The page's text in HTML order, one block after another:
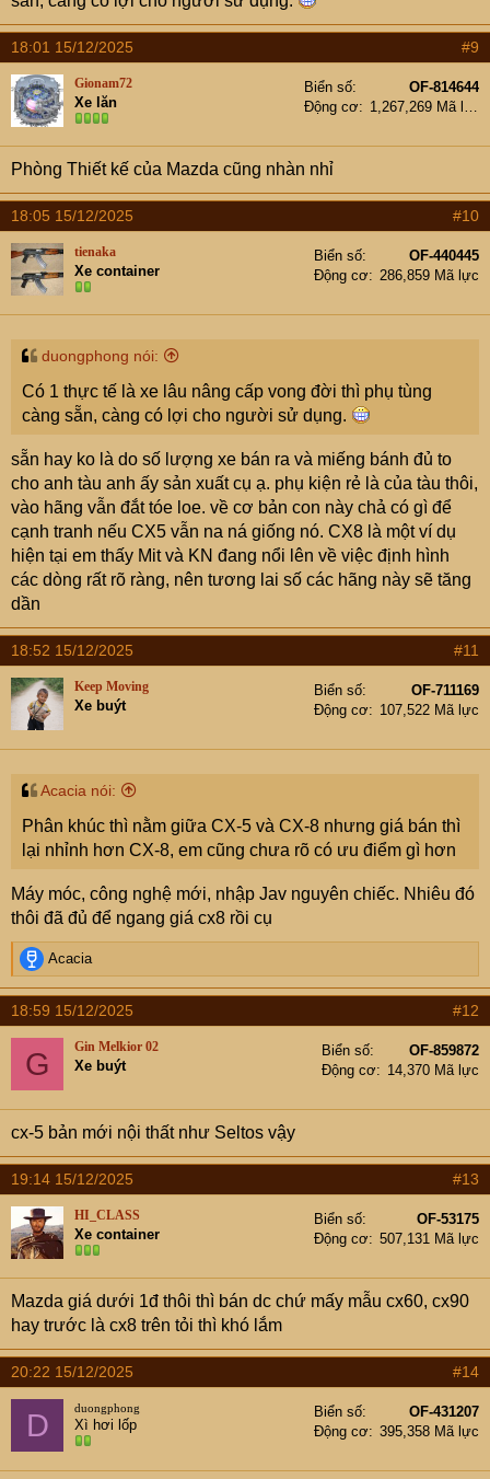
18:01 15/12/2025 #9
Gionam72
Xe lăn
Biển số
OF-814644
Động cơ
1,267,269 Mã lực
Phòng Thiết kế của Mazda cũng nhàn nhỉ
18:05 15/12/2025 #10
tienaka
Xe container
Biển số
OF-440445
Động cơ
286,859 Mã lực
duongphong nói:
Có 1 thực tế là xe lâu nâng cấp vong đời thì phụ tùng
càng sẵn, càng có lợi cho người sử dụng.
sẵn hay ko là do số lượng xe bán ra và miếng bánh đủ to
cho anh tàu anh ấy sản xuất cụ ạ. phụ kiện rẻ là của tàu thôi,
vào hãng vẫn đắt tóe loe. về cơ bản con này chả có gì để
cạnh tranh nếu CX5 vẫn na ná giống nó. CX8 là một ví dụ
hiện tại em thấy Mit và KN đang nổi lên về việc định hình
các dòng rất rõ ràng, nên tương lai số các hãng này sẽ tăng
dần
18:52 15/12/2025 #11
Keep Moving
Xe buýt
Biển số
OF-711169
Động cơ
107,522 Mã lực
Acacia nói:
Phân khúc thì nằm giữa CX-5 và CX-8 nhưng giá bán thì
lại nhỉnh hơn CX-8, em cũng chưa rõ có ưu điểm gì hơn
Máy móc, công nghệ mới, nhập Jav nguyên chiếc. Nhiêu đó
thôi đã đủ để ngang giá cx8 rồi cụ
R
e
a
c
t
o
n
s
:
Acacia
18:59 15/12/2025 #12
G Gin Melkior 02
Xe buýt
Biển số
OF-859872
Động cơ
14,370 Mã lực
cx-5 bản mới nội thất như Seltos vậy
19:14 15/12/2025 #13
HI_CLASS
Xe container
Biển số
OF-53175
Động cơ
507,131 Mã lực
Mazda giá dưới 1đ thôi thì bán dc chứ mấy mẫu cx60, cx90
hay trước là cx8 trên tỏi thì khó lắm
20:22 15/12/2025 #14
D duongphong
Xì hơi lốp
Biển số
OF-431207
Động cơ
395,358 Mã lực